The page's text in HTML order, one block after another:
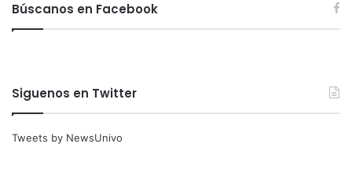
Búscanos en Facebook
Siguenos en Twitter
Tweets by NewsUnivo